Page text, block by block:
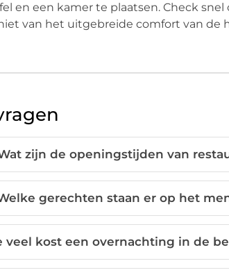
en een kamer te plaatsen. Check
van het uitgebreide comfort van de
zijn de openingstijden van
gerechten staan er op het
veel kost een overnachting in de